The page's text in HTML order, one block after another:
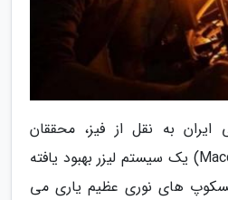
ایران به نقل از فیز، محققان
دانشگاه مک کوایر(Macquarie) یک سیستم لیزر بهبود یافته
های نوری عظیم یاری می